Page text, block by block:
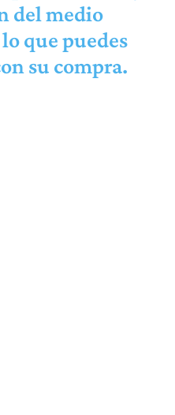
del medio
que puedes
su compra.